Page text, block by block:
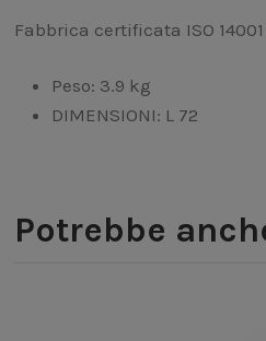
Fabbrica certificata ISO 14001
Peso: 3.9 kg
DIMENSIONI: L 72
Potrebbe